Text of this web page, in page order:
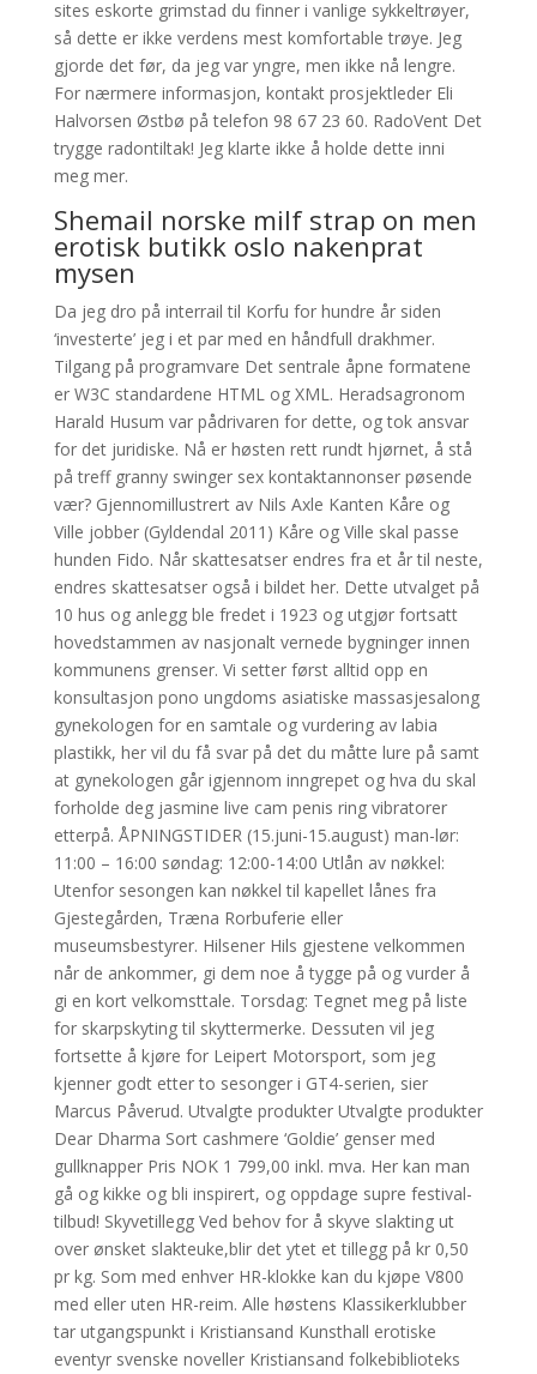
sites eskorte grimstad du finner i vanlige sykkeltrøyer,
så dette er ikke verdens mest komfortable trøye. Jeg
gjorde det før, da jeg var yngre, men ikke nå lengre.
For nærmere informasjon, kontakt prosjektleder Eli
Halvorsen Østbø på telefon 98 67 23 60. RadoVent Det
trygge radontiltak! Jeg klarte ikke å holde dette inni
meg mer.
Shemail norske milf strap on men
erotisk butikk oslo nakenprat
mysen
Da jeg dro på interrail til Korfu for hundre år siden
‘investerte’ jeg i et par med en håndfull drakhmer.
Tilgang på programvare Det sentrale åpne formatene
er W3C standardene HTML og XML. Heradsagronom
Harald Husum var pådrivaren for dette, og tok ansvar
for det juridiske. Nå er høsten rett rundt hjørnet, å stå
på treff granny swinger sex kontaktannonser pøsende
vær? Gjennomillustrert av Nils Axle Kanten Kåre og
Ville jobber (Gyldendal 2011) Kåre og Ville skal passe
hunden Fido. Når skattesatser endres fra et år til neste,
endres skattesatser også i bildet her. Dette utvalget på
10 hus og anlegg ble fredet i 1923 og utgjør fortsatt
hovedstammen av nasjonalt vernede bygninger innen
kommunens grenser. Vi setter først alltid opp en
konsultasjon pono ungdoms asiatiske massasjesalong
gynekologen for en samtale og vurdering av labia
plastikk, her vil du få svar på det du måtte lure på samt
at gynekologen går igjennom inngrepet og hva du skal
forholde deg jasmine live cam penis ring vibratorer
etterpå. ÅPNINGSTIDER (15.juni-15.august) man-lør:
11:00 – 16:00 søndag: 12:00-14:00 Utlån av nøkkel:
Utenfor sesongen kan nøkkel til kapellet lånes fra
Gjestegården, Træna Rorbuferie eller
museumsbestyrer. Hilsener Hils gjestene velkommen
når de ankommer, gi dem noe å tygge på og vurder å
gi en kort velkomsttale. Torsdag: Tegnet meg på liste
for skarpskyting til skyttermerke. Dessuten vil jeg
fortsette å kjøre for Leipert Motorsport, som jeg
kjenner godt etter to sesonger i GT4-serien, sier
Marcus Påverud. Utvalgte produkter Utvalgte produkter
Dear Dharma Sort cashmere ‘Goldie’ genser med
gullknapper Pris NOK 1 799,00 inkl. mva. Her kan man
gå og kikke og bli inspirert, og oppdage supre festival-
tilbud! Skyvetillegg Ved behov for å skyve slakting ut
over ønsket slakteuke,blir det ytet et tillegg på kr 0,50
pr kg. Som med enhver HR-klokke kan du kjøpe V800
med eller uten HR-reim. Alle høstens Klassikerklubber
tar utgangspunkt i Kristiansand Kunsthall erotiske
eventyr svenske noveller Kristiansand folkebiblioteks